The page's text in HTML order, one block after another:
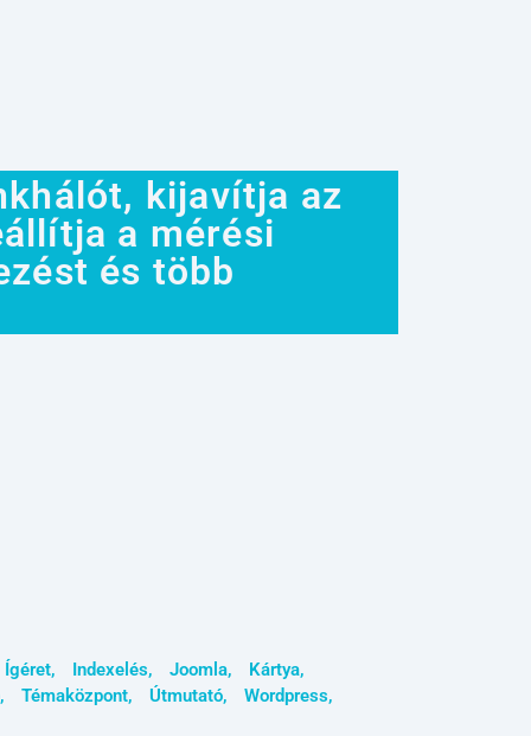
kijavítja az
a mérési
és több
Ígéret, Indexelés, Joomla, Kártya,
, Témaközpont, Útmutató, Wordpress,